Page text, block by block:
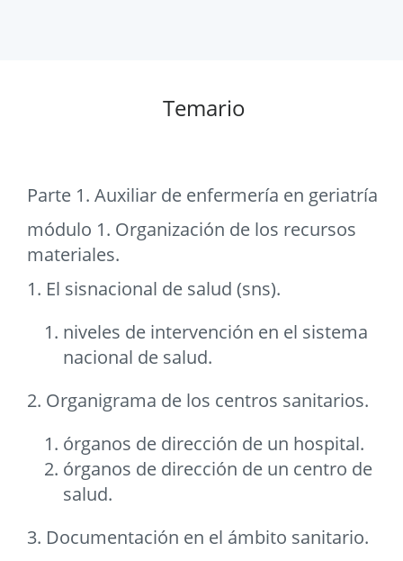
Temario
Parte 1. Auxiliar de enfermería en geriatría
módulo 1. Organización de los recursos
materiales.
1. El sisnacional de salud (sns).
niveles de intervención en el sistema
nacional de salud.
2. Organigrama de los centros sanitarios.
órganos de dirección de un hospital.
órganos de dirección de un centro de
salud.
3. Documentación en el ámbito sanitario.